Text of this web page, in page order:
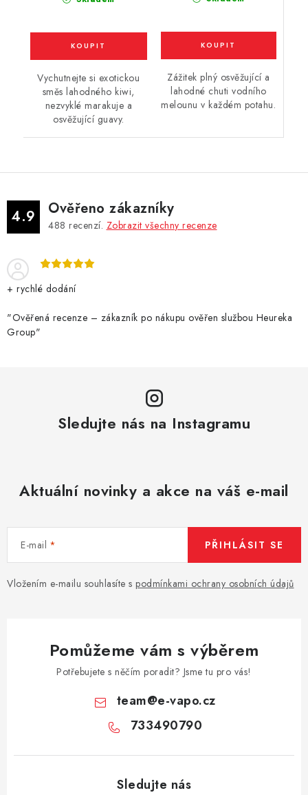
Vychutnejte si exotickou
směs lahodného kiwi,
nezvyklé marakuje a
osvěžující guavy.
Zážitek plný osvěžující a
lahodné chuti vodního
melounu v každém potahu.
4.9 Ověřeno zákazníky
488 recenzí. Zobrazit všechny recenze
+ rychlé dodání
"Ověřená recenze – zákazník po nákupu ověřen službou Heureka
Group"
Sledujte nás na Instagramu
Aktuální novinky a akce na váš e-mail
E-mail
Vložením e-mailu souhlasíte s podmínkami ochrany osobních údajů
PŘIHLÁSIT SE
Pomůžeme vám s výběrem
Potřebujete s něčím poradit? Jsme tu pro vás!
team@e-vapo.cz
733490790